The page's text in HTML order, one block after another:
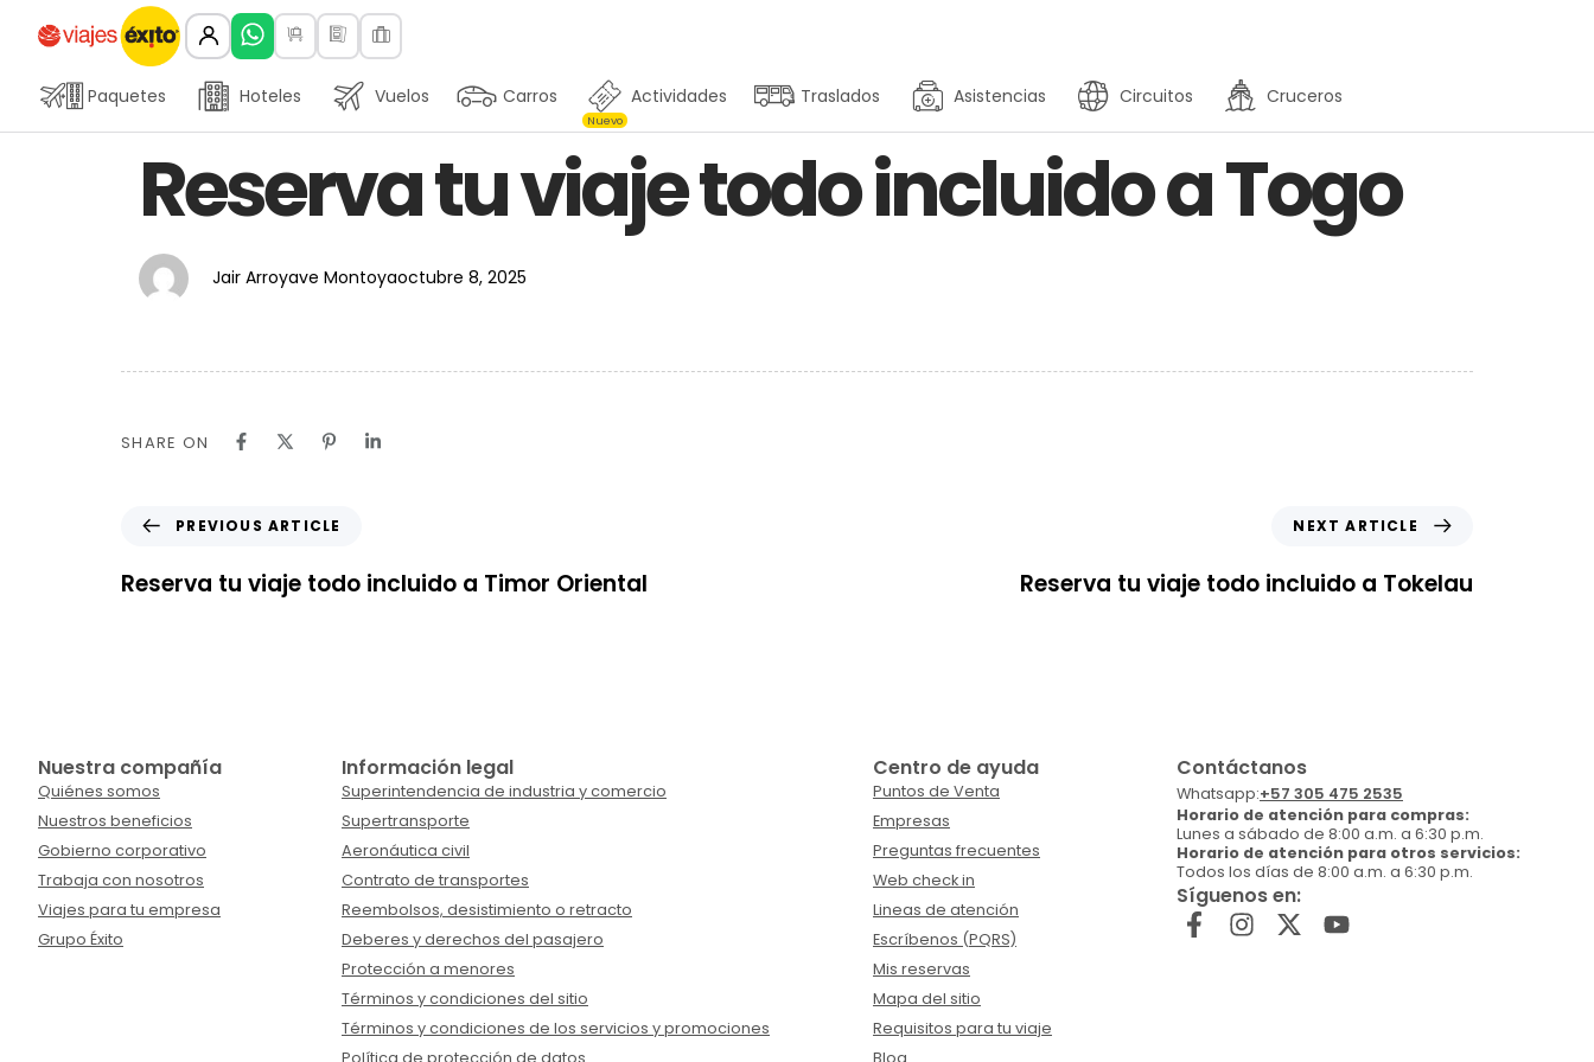
Paquetes Hoteles Vuelos Carros Actividades
Nuevo
Traslados Asistencias Circuitos Cruceros
IN:
Reserva tu viaje todo incluido a Togo
Jair Arroyave Montoya
on:
octubre 8, 2025
SHARE ON
PREVIOUS ARTICLE
Reserva tu viaje todo incluido a Timor Oriental
NEXT ARTICLE
Reserva tu viaje todo incluido a Tokelau
Nuestra compañía
Quiénes somos
Nuestros beneficios
Gobierno corporativo
Trabaja con nosotros
Viajes para tu empresa
Grupo Éxito
Información legal
Superintendencia de industria y comercio
Supertransporte
Aeronáutica civil
Contrato de transportes
Reembolsos, desistimiento o retracto
Deberes y derechos del pasajero
Protección a menores
Términos y condiciones del sitio
Términos y condiciones de los servicios y promociones
Centro de ayuda
Puntos de Venta
Empresas
Preguntas frecuentes
Web check in
Lineas de atención
Escríbenos (PQRS)
Mis reservas
Mapa del sitio
Requisitos para tu viaje
Contáctanos
Whatsapp:+57 305 475 2535
Horario de atención para compras:
Lunes a sábado de 8:00 a.m. a 6:30 p.m.
Horario de atención para otros servicios:
Todos los días de 8:00 a.m. a 6:30 p.m.
Síguenos en: